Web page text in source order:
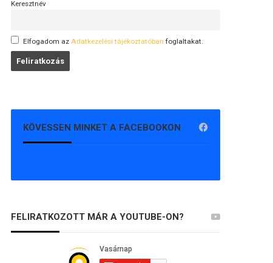
Keresztnév
Elfogadom az Adatkezelési tájékoztatóban foglaltakat.
KÖVESSEN MINKET A FACEBOOKON
FELIRATKOZOTT MÁR A YOUTUBE-ON?